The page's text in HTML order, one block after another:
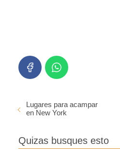
Lugares para acampar
en New York
Quizas busques esto